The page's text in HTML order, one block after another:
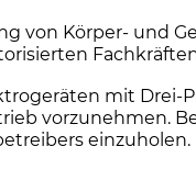
von Körper- und
mit Drei-
vorzunehmen.
einzuholen.